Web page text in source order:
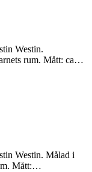
Westin.
rum. Mått: ca…
Westin. Målad i
Mått:…